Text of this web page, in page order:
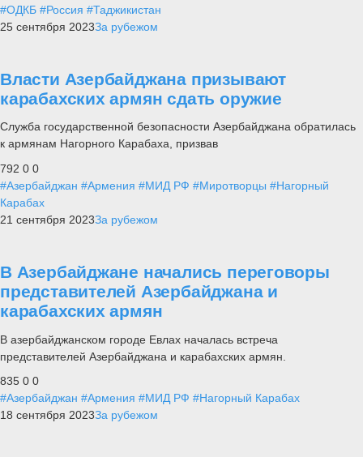
#ОДКБ #Россия #Таджикистан
25 сентября 2023За рубежом
Власти Азербайджана призывают
карабахских армян сдать оружие
Служба государственной безопасности Азербайджана обратилась
к армянам Нагорного Карабаха, призвав
792 0 0
#Азербайджан #Армения #МИД РФ #Миротворцы #Нагорный
Карабах
21 сентября 2023За рубежом
В Азербайджане начались переговоры
представителей Азербайджана и
карабахских армян
В азербайджанском городе Евлах началась встреча
представителей Азербайджана и карабахских армян.
835 0 0
#Азербайджан #Армения #МИД РФ #Нагорный Карабах
18 сентября 2023За рубежом